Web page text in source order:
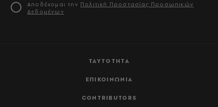
ΤΑΥΤΟΤΗΤΑ
ΕΠΙΚΟΙΝΩΝΙΑ
CONTRIBUTORS
Αποδέχομαι την Πολιτική Προστασίας Προσωπικών
Δεδομένων